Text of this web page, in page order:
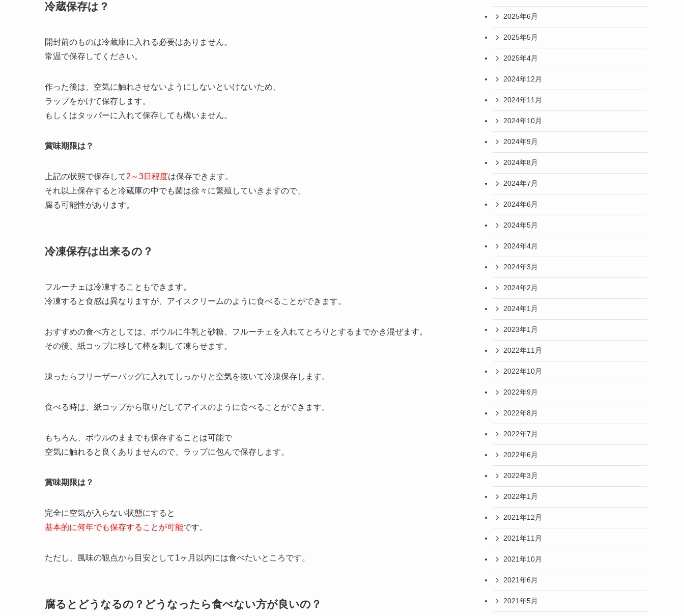
冷蔵保存は？
開封前のものは冷蔵庫に入れる必要はありません。
常温で保存してください。
作った後は、空気に触れさせないようにしないといけないため、
ラップをかけて保存します。
もしくはタッパーに入れて保存しても構いません。
賞味期限は？
上記の状態で保存して2～3日程度は保存できます。
それ以上保存すると冷蔵庫の中でも菌は徐々に繁殖していきますので、
腐る可能性があります。
冷凍保存は出来るの？
フルーチェは冷凍することもできます。
冷凍すると食感は異なりますが、アイスクリームのように食べることができます。
おすすめの食べ方としては、ボウルに牛乳と砂糖、フルーチェを入れてとろりとするまでかき混ぜます。
その後、紙コップに移して棒を刺して凍らせます。
凍ったらフリーザーバッグに入れてしっかりと空気を抜いて冷凍保存します。
食べる時は、紙コップから取りだしてアイスのように食べることができます。
もちろん、ボウルのままでも保存することは可能で
空気に触れると良くありませんので、ラップに包んで保存します。
賞味期限は？
完全に空気が入らない状態にすると
基本的に何年でも保存することが可能です。
ただし、風味の観点から目安として1ヶ月以内には食べたいところです。
腐るとどうなるの？どうなったら食べない方が良いの？
2025年6月
2025年5月
2025年4月
2024年12月
2024年11月
2024年10月
2024年9月
2024年8月
2024年7月
2024年6月
2024年5月
2024年4月
2024年3月
2024年2月
2024年1月
2023年1月
2022年11月
2022年10月
2022年9月
2022年8月
2022年7月
2022年6月
2022年3月
2022年1月
2021年12月
2021年11月
2021年10月
2021年6月
2021年5月